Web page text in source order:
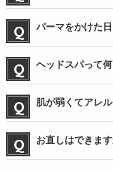
パーマをかけた
ヘッドスパって
肌が弱くてアレ
お直しはできま